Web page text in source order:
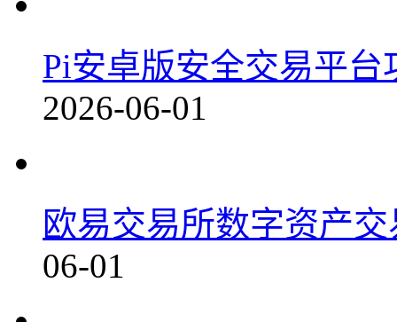
Pi安卓版安全交易平台
2026-06-01
欧易交易所数字资产
06-01